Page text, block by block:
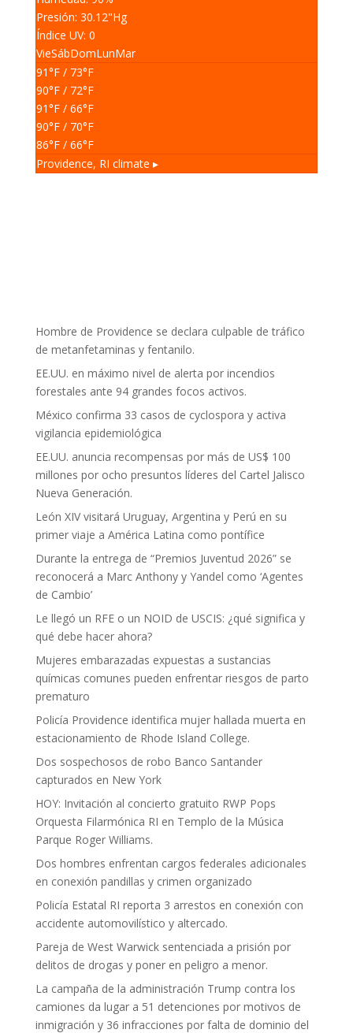
Presión: 30.12"Hg
Índice UV: 0
VieSábDomLunMar
91°F/ 73°F
90°F/ 72°F
91°F/ 66°F
90°F/ 70°F
86°F/ 66°F
Providence, RI climate ▸
Hombre de Providence se declara culpable de tráfico
de metanfetaminas y fentanilo.
EE.UU. en máximo nivel de alerta por incendios
forestales ante 94 grandes focos activos.
México confirma 33 casos de cyclospora y activa
vigilancia epidemiológica
EE.UU. anuncia recompensas por más de US$ 100
millones por ocho presuntos líderes del Cartel Jalisco
Nueva Generación.
León XIV visitará Uruguay, Argentina y Perú en su
primer viaje a América Latina como pontífice
Durante la entrega de “Premios Juventud 2026” se
reconocerá a Marc Anthony y Yandel como ‘Agentes
de Cambio’
Le llegó un RFE o un NOID de USCIS: ¿qué significa y
qué debe hacer ahora?
Mujeres embarazadas expuestas a sustancias
químicas comunes pueden enfrentar riesgos de parto
prematuro
Policía Providence identifica mujer hallada muerta en
estacionamiento de Rhode Island College.
Dos sospechosos de robo Banco Santander
capturados en New York
HOY: Invitación al concierto gratuito RWP Pops
Orquesta Filarmónica RI en Templo de la Música
Parque Roger Williams.
Dos hombres enfrentan cargos federales adicionales
en conexión pandillas y crimen organizado
Policía Estatal RI reporta 3 arrestos en conexión con
accidente automovilístico y altercado.
Pareja de West Warwick sentenciada a prisión por
delitos de drogas y poner en peligro a menor.
La campaña de la administración Trump contra los
camiones da lugar a 51 detenciones por motivos de
inmigración y 36 infracciones por falta de dominio del